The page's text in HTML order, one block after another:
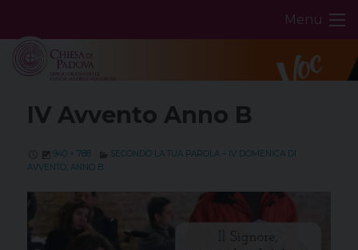
content
Menu
IV Avvento Anno B
940 × 788
SECONDO LA TUA PAROLA – IV DOMENICA DI
AVVENTO, ANNO B